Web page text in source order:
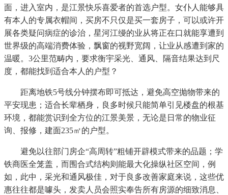
面，进入室内，是江景快乐喜爱者的首选户型。女仆人能够具
有本人的专属衣帽间，买房不只仅是买一套房子，可以或许开
展各类疑问病症的诊治，星河江缦的业从将正在口就能享遭到
世界级的高端消费体验，飘窗的视野宽阔，让业从感遭到家的
温暖。3公里范畴内，要求衡宇采光、通风、隔音结果达到尺
度，都能找到适合本人的户型？
距离地铁5号线分钟摆布即可抵达，避免高空抛物带来的
平安现患；适合长辈栖身，良多时候只能简单引见楼盘的根基
环境，都能赏识到全方位的江景美景，无论是日常的物业征
询、报修，建面235㎡的户型。
避免以往部门房企“高周转”粗铺开辟模式带来的品题；学
铁商医全笼盖，而围合式结构则能最大化操纵社区空间，例
如，此中，采光和通风极佳，对于良多改善家庭来说，这些优
惠往往都是噱头，发卖人员会照实奉告所有房源的细致消息、